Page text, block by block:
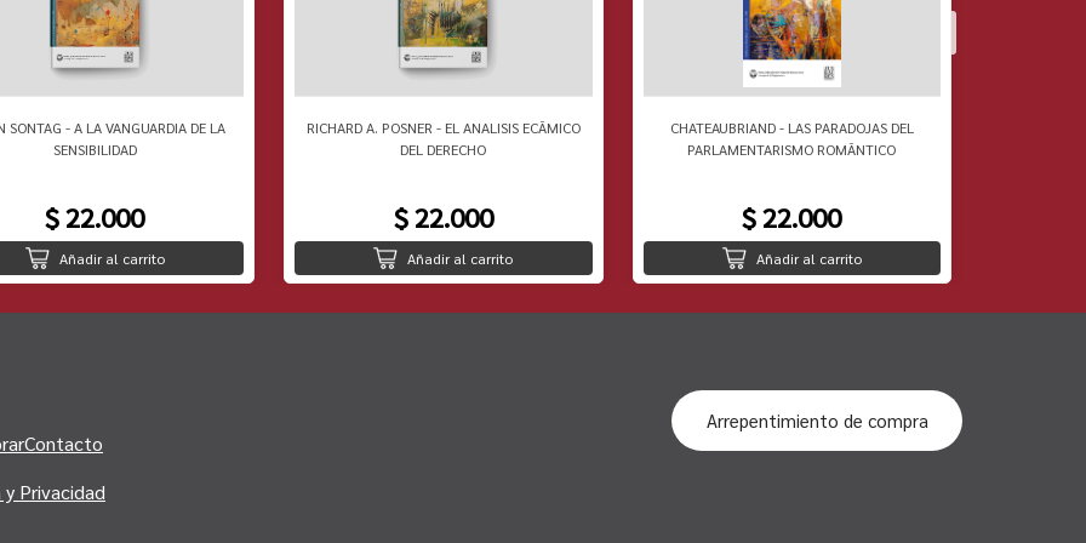
SONTAG - A LA VANGUARDIA DE LA
SENSIBILIDAD
$ 22.000
Añadir al carrito
RICHARD A. POSNER - EL ANALISIS ECÃMICO
DEL DERECHO
$ 22.000
Añadir al carrito
CHATEAUBRIAND - LAS PARADOJAS DEL
PARLAMENTARISMO ROMÃNTICO
$ 22.000
Añadir al carrito
Contacto
Privacidad
Arrepentimiento de compra